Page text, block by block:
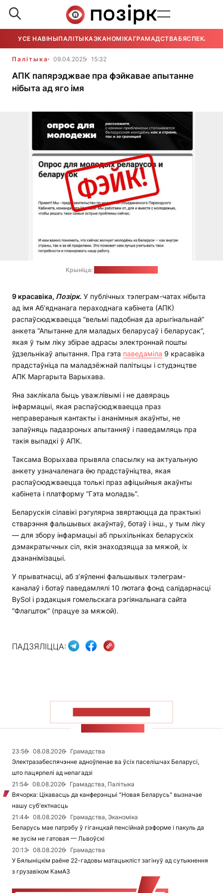
УСЕ НАВІНЫПАЛІТЫКАЭКАНОМІКАГРАМАДСТВАБЯСПЕКА
Палітыка 09.04.2025 15:32
АПК папярэджвае пра фэйкавае апытанне
нібыта ад яго імя
Крыніца:
9 красавіка, Позірк. У публічных тэлеграм-чатах нібыта
ад імя Аб’яднанага пераходнага кабінета (АПК)
распаўсюджваецца “вельмі падобная да арыгінальнай”
анкета “Апытанне для маладых беларусаў і беларусак”,
якая ў тым ліку збірае адрасы электроннай пошты
ўдзельнікаў апытання. Пра гэта паведаміла 9 красавіка
прадстаўніца па маладзёжнай палітыцы і студэнцтве
АПК Маргарыта Варыхава.
Яна заклікала быць уважлівымі і не давяраць
інфармацыі, якая распаўсюджваецца праз
неправераныя кантакты і ананімныя акаўнты, не
запаўняць падазроных апытанняў і паведамляць пра
такія выпадкі ў АПК.
Таксама Ворыхава прывяла спасылку на актуальную
анкету узначаленага ёю прадстаўніцтва, якая
распаўсюджваецца толькі праз афіцыйныя акаўнты
кабінета і платформу “Гэта моладзь”.
Беларускія сілавікі рэгулярна звяртаюцца да практыкі
стварэння фальшывых акаўнтаў, ботаў і інш., у тым ліку
— для збору інфармацыі аб прыхільніках беларускіх
дэмакратычных сіл, якія знаходзяцца за мяжой, іх
дэананімізацыі.
У прыватнасці, аб з’яўленні фальшывых тэлеграм-
каналаў і ботаў паведамлялі 10 лютага фонд салідарнасці
BySol і рэдакцыя гомельскага рэгіянальнага сайта
“Флагшток” (працуе за мяжой).
ПАДЗЯЛІЦЦА:
23:56 08.08.2026
Грамадства
Электразабеспячэнне адноўленае ва ўсіх паселішчах Беларусі,
што пацярпелі ад непагадзі
21:54
08.08.2026
Грамадства, Палітыка
Вячорка: Цікавасць да канферэнцыі "Новая Беларусь" вызначае
нашу суб'ектнасць
21:44
08.08.2026
Грамадства, Эканоміка
Беларусь мае патрэбу ў гіганцкай пенсійнай рэформе і пакуль да
яе зусім не гатовая — Львоўскі
20:13
08.08.2026
Грамадства
У Бялыніцкім раёне 22-гадовы матацыкліст загінуў ад сутыкнення
з грузавіком КамАЗ